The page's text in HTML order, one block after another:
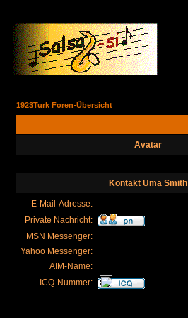
1923Turk Foren-Übersicht
Avatar
Kontakt Uma Smith
E-Mail-Adresse:
Private Nachricht:
MSN Messenger:
Yahoo Messenger:
AIM-Name:
ICQ-Nummer: